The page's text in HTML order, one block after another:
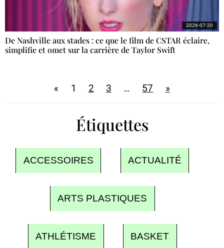
De Nashville aux stades : ce que le film de CSTAR éclaire,
simplifie et omet sur la carrière de Taylor Swift
2026-07-20
« 1 2 3 … 57 »
Étiquettes
ACCESSOIRES ACTUALITÉ
ARTS PLASTIQUES
ATHLÉTISME BASKET